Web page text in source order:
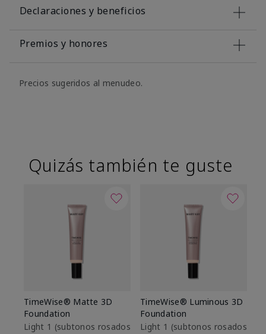
Declaraciones y beneficios
Premios y honores
Precios sugeridos al menudeo.
Quizás también te guste
TimeWise® Matte 3D
Foundation
Light 1​ (subtonos rosados
TimeWise® Luminous 3D
Foundation
Light 1​ (subtonos rosados